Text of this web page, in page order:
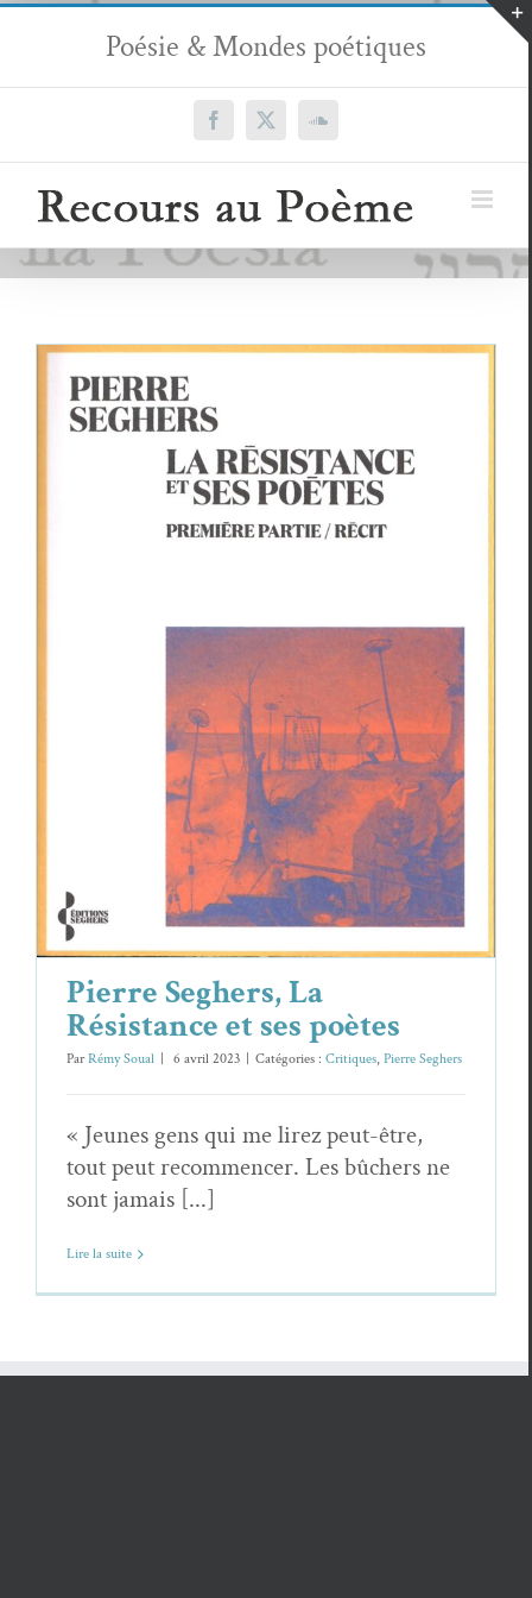
Passer
contenu
Poésie & Mondes poétiques
Facebook
X SoundCloud
Pierre Seghers, La Résistance et ses
poètes
Critiques Pierre Seghers
Pierre Seghers, La
Résistance et ses poètes
ParRémy Soual 6 avril 2023 Catégories : Critiques, Pierre Seghers
« Jeunes gens qui me lirez peut-être,
tout peut recommencer. Les bûchers ne
sont jamais [...]
Lire la suite